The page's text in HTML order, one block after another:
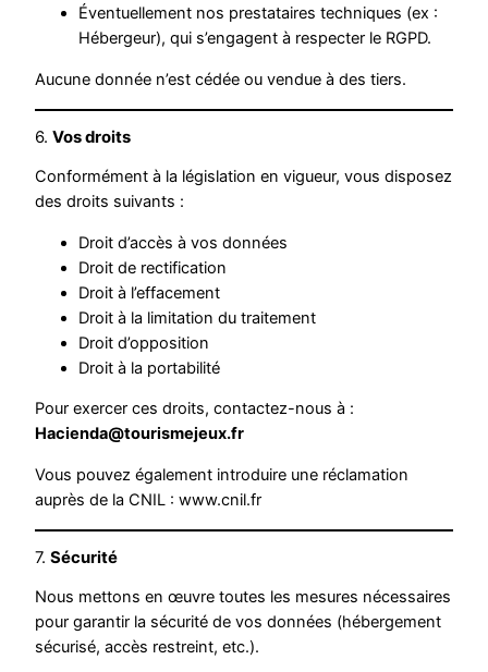
Éventuellement nos prestataires techniques (ex :
Hébergeur), qui s’engagent à respecter le RGPD.
Aucune donnée n’est cédée ou vendue à des tiers.
6. Vos droits
Conformément à la législation en vigueur, vous disposez
des droits suivants :
Droit d’accès à vos données
Droit de rectification
Droit à l’effacement
Droit à la limitation du traitement
Droit d’opposition
Droit à la portabilité
Pour exercer ces droits, contactez-nous à :
Hacienda@tourismejeux.fr
Vous pouvez également introduire une réclamation
auprès de la CNIL : www.cnil.fr
7. Sécurité
Nous mettons en œuvre toutes les mesures nécessaires
pour garantir la sécurité de vos données (hébergement
sécurisé, accès restreint, etc.).